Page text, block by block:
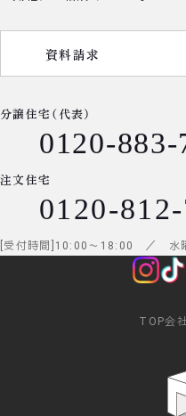
資料請求
分譲住宅（代表）
0120-883-
注文住宅
0120-
受付時間 10:00 ～ 18:00 ／ 水
TOP会